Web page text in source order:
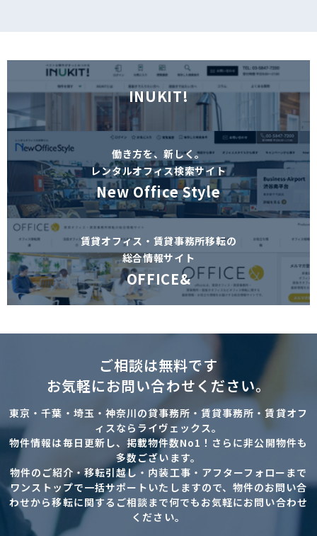
INUKIT!
働き方を、新しく。
レンタルオフィス検索サイト
New Office Style
賃貸オフィス・賃貸事務所移転の
総合情報サイト
OFFICE&
ご相談は無料です
お気軽にお問い合わせください。
東京・千葉・埼玉・神奈川の貸事務所・賃貸事務所・賃貸オフ
ィスならライヴェックス。
物件情報は毎日更新し、掲載物件数No1！さらに非公開物件も
多数ございます。
物件のご紹介・移転引越し・内装工事・アフターフォローまで
ワンストップで一括サポートいたしますので、物件のお問い合
わせから移転に関するご相談まで何でもお気軽にお問い合わせ
ください。